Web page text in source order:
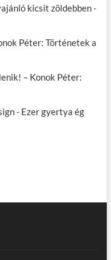
kicsit zöldebben-
Péter: Történetek a
– Konok Péter:
- Ezer gyertya ég